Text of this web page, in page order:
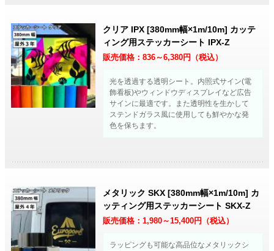
クリア IPX [380mm幅×1m/10m] カッテ
ィング用ステッカーシート IPX-Z
販売価格：836～6,380円（税込）
光を透過する透明シート。内照式サイン(電
飾看板)やウィンドウディスプレイなど広告
サインに最適です。また透明性を生かして
ステンドガラス風に使用しても鮮やかな発
色を保ちます。
メタリック SKX [380mm幅×1m/10m] カ
ッティング用ステッカーシート SKX-Z
販売価格：1,980～15,400円（税込）
ラッピングも可能な高品位なメタリックシ